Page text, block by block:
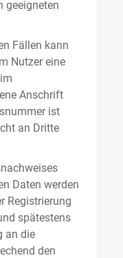
geeigneten
Fällen kann
Nutzer eine
Anschrift
ist
an Dritte
Daten werden
Registrierung
spätestens
an die
den